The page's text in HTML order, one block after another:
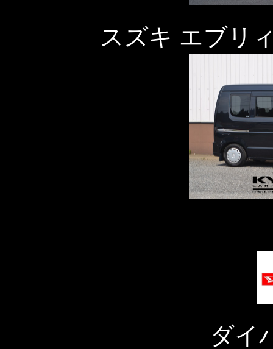
スズキ エブリ
ダイ